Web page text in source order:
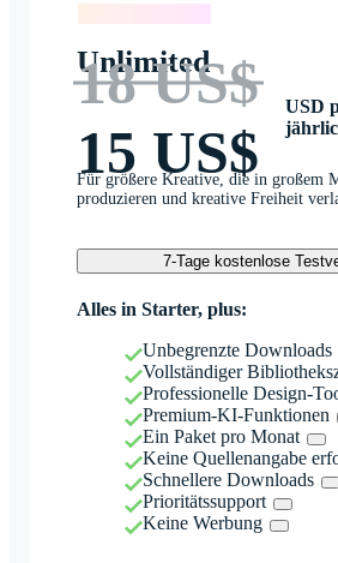
Unlimited
18 US$
15 US$
USD
Für größere Kreative, die in großem
produzieren und kreative Freiheit
7-Tage kostenlose
Alles in Starter, plus:
Unbegrenzte Downloads
Vollständiger
Professionelle Design-
Premium-KI-Funktionen
Ein Paket pro Monat
Keine Quellenangabe
Schnellere Downloads
Prioritätssupport
Keine Werbung